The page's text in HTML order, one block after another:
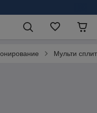
Мульти